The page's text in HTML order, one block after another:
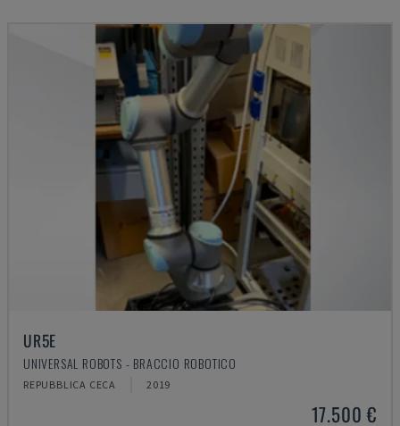
UR5E
UNIVERSAL ROBOTS - BRACCIO ROBOTICO
REPUBBLICA CECA 2019
17.500 €